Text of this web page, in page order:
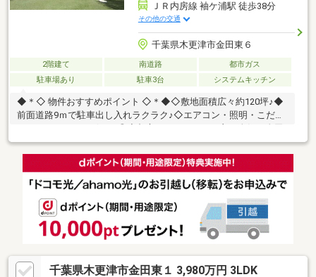
ＪＲ内房線 袖ケ浦駅 徒歩38分
その他の交通
千葉県木更津市金田東６
2階建て 南道路
都市ガス
駐車場あり
駐車3台 システムキッチン
◆＊◇ 物件おすすめポイント ◇＊◆◇敷地面積広々約120坪♪◆
前面道路9ｍで駐車出し入れラクラク♪◇エアコン・照明・こだわ
東エリア♪◇お庭・駐車場が広くファミリー向けの素敵な邸宅♪◆
冷え性方も安心！断熱性能の高さが魅力♪◎頭金0円全額ローン可
能！ ※詳しくは担当者までお尋ねください。◆千葉の家探し！
いい物件を賢く探すコツ。いい物件を賢く探すポイント。幸せな
オムツ替えのスペースもご用意しておりますので、お子様連れの
ご家族もお気軽にお越しください◆
千葉県木更津市金田東１ 3,980万円 3LDK